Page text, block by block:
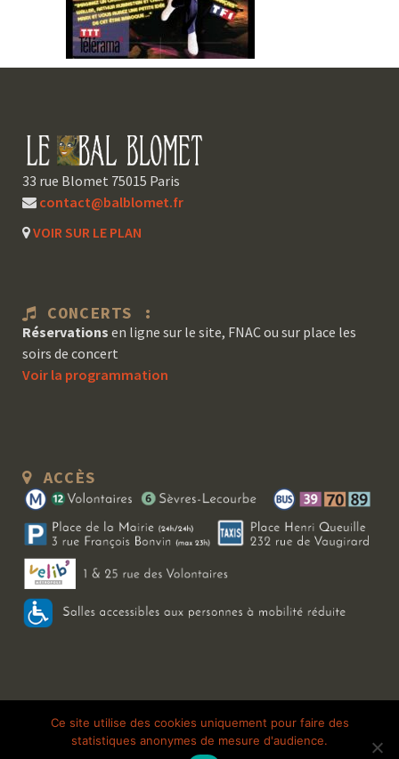
33 rue Blomet 75015 Paris
contact@balblomet.fr
VOIR SUR LE PLAN
CONCERTS :
Réservations en ligne sur le site, FNAC ou sur place les
soirs de concert
Voir la programmation
ACCÈS
Copyright 2026 Le Bal Blomet | Tous droits réservés | Mentions légales
Galerie photo
Ce site utilise des cookies uniquement pour faire des
statistiques anonymes de mesure d'audience.